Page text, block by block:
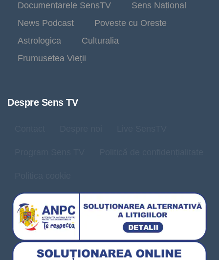
Documentarele SensTV
Sens Național
News Podcast
Poveste cu Oreste
Astrologica
Culturalia
Frumusetea Vieții
Despre Sens TV